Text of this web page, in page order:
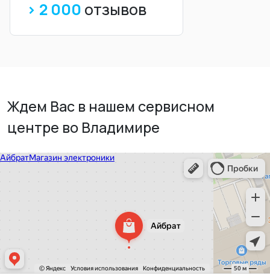
> 2 000 отзывов
Ждем Вас в нашем сервисном
центре во Владимире